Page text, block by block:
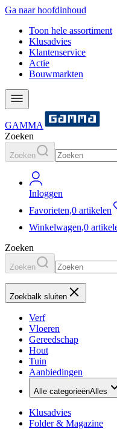
Ga naar hoofdinhoud
Toon hele assortiment
Klusadvies
Klantenservice
Actie
Bouwmarkten
GAMMA
Zoeken
Zoeken
Inloggen
Favorieten,0 artikelen
Winkelwagen,0
Zoeken
Zoeken
Zoekbalk sluiten
Verf
Vloeren
Gereedschap
Hout
Tuin
Aanbiedingen
Alle categorieënAlles
Klusadvies
Folder & Magazine